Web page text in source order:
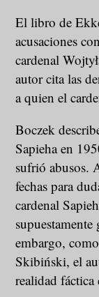
El libro de
acusaciones
cardenal
autor cita las
a quien el
Boczek
Sapieha en
sufrió abusos.
fechas para
cardenal
embargo,
Skibiński, el
realidad fáctica